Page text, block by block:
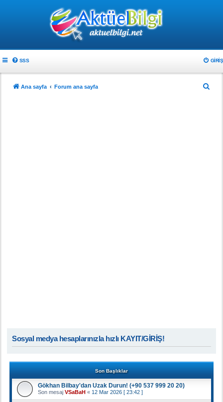
SSS GIRIŞ
Ana sayfa Forum ana sayfa
Sosyal medya hesaplarınızla hızlı KAYIT/GİRİŞ!
Son Başlıklar
Gökhan Bilbay'dan Uzak Durun! (+90 537 999 20 20)
Son mesaj VSaBaH « 12 Mar 2026 [ 23:42 ]